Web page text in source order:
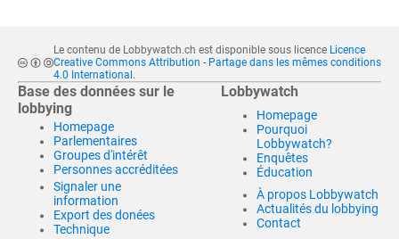
Le contenu de Lobbywatch.ch est disponible sous licence Licence
Creative Commons Attribution - Partage dans les mêmes conditions
4.0 International .
Base des données sur le
lobbying
Homepage
Parlementaires
Groupes d'intérêt
Personnes accréditées
Signaler une
information
Export des donées
Technique
Lobbywatch
Homepage
Pourquoi
Lobbywatch?
Enquêtes
Éducation
À propos Lobbywatch
Actualités du lobbying
Contact